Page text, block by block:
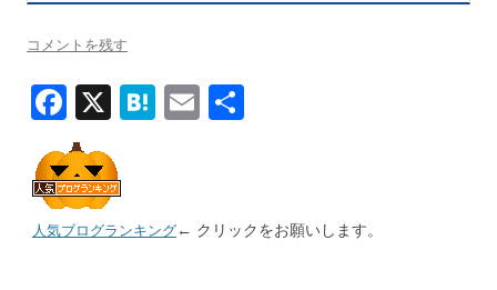
コメントを残す
F
ac
e
b
o
X H
a
E
人気ブログランキング← クリックをお願いします。